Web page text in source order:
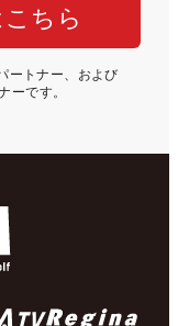
ちら
ートナー、および
ーです。